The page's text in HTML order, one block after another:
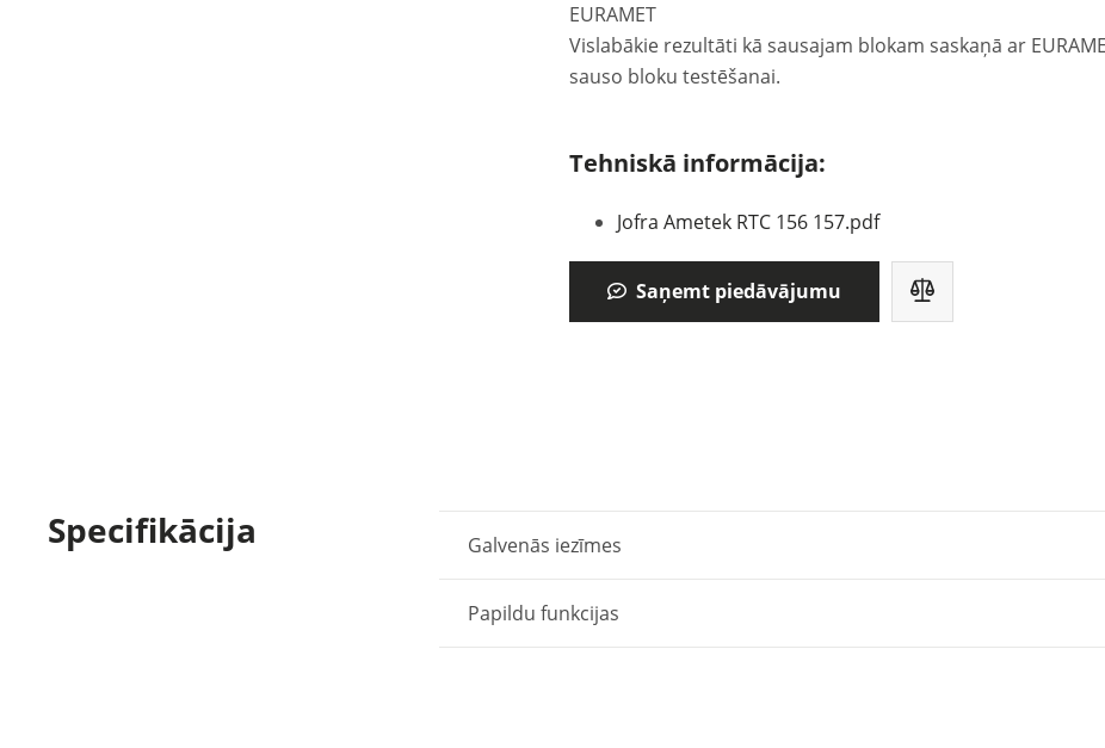
EURAMET
Vislabākie rezultāti kā sausajam blokam saskaņā ar
sauso bloku testēšanai.
Tehniskā informācija:
Jofra Ametek RTC 156 157.pdf
Saņemt piedāvājumu
Specifikācija Galvenās iezīmes
Papildu funkcijas